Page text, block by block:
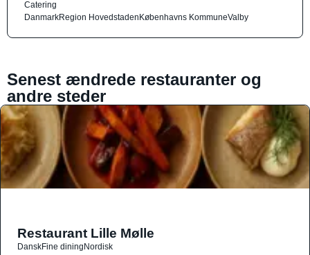
Catering
DanmarkRegion HovedstadenKøbenhavns KommuneValby
Senest ændrede restauranter og
andre steder
Restaurant Lille Mølle
DanskFine diningNordisk